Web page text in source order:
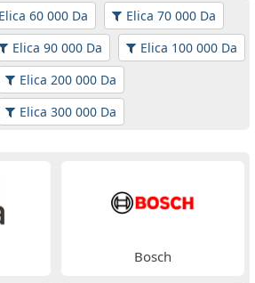
Elica 60 000 Da
Elica 70 000 Da
Elica 90 000 Da
Elica 100 000 Da
Elica 200 000 Da
Elica 300 000 Da
Bosch